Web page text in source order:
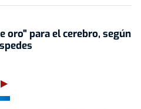
oro" para el cerebro, según